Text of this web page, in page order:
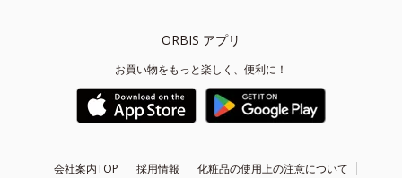
ORBIS アプリ
お買い物をもっと楽しく、便利に！
会社案内TOP 採用情報 化粧品の使用上の注意について